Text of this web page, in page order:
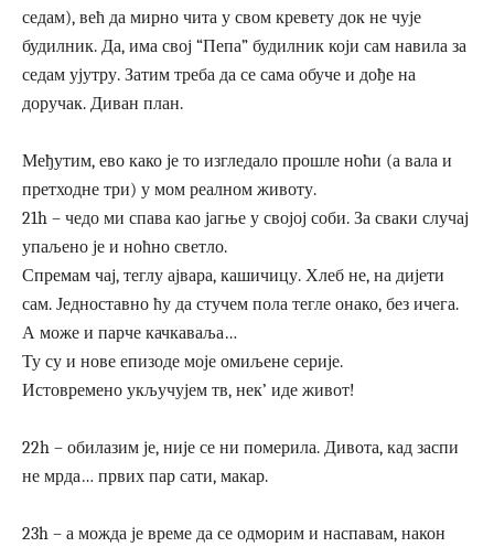
седам), већ да мирно чита у свом кревету док не чује
будилник. Да, има свој “Пепа” будилник који сам навила за
седам ујутру. Затим треба да се сама обуче и дође на
доручак. Диван план.
Међутим, ево како је то изгледало прошле ноћи (а вала и
претходне три) у мом реалном животу.
21h – чедо ми спава као јагње у својој соби. За сваки случај
упаљено је и ноћно светло.
Спремам чај, теглу ајвара, кашичицу. Хлеб не, на дијети
сам. Једноставно ћу да стучем пола тегле онако, без ичега.
А може и парче качкаваља…
Ту су и нове епизоде моје омиљене серије.
Истовремено укључујем тв, нек’ иде живот!
22h – обилазим је, није се ни померила. Дивота, кад заспи
не мрда… првих пар сати, макар.
23h – а можда је време да се одморим и наспавам, након